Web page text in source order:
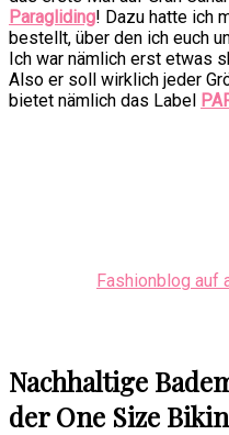
Paragliding! Dazu hatte ich
bestellt, über den ich euch
Ich war nämlich erst etwas
Also er soll wirklich jeder
bietet nämlich das Label
Fashionblog auf
Nachhaltige
der One Size